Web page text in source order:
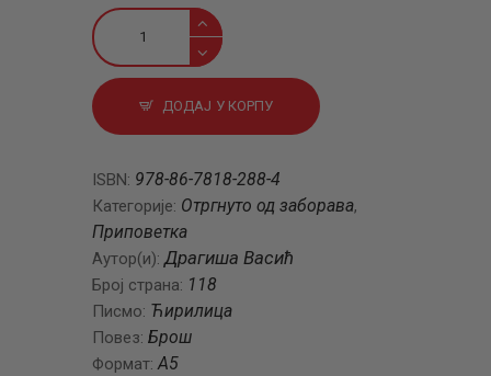
Витло
и
друге
приче
количина
ДОДАЈ У КОРПУ
ISBN: 978-86-7818-288-4
Категорије: Отргнуто од заборава,
Приповетка
Аутор(и):Драгиша Васић
Број страна: 118
Писмо: Ћирилица
Повез: Брош
Формат:A5